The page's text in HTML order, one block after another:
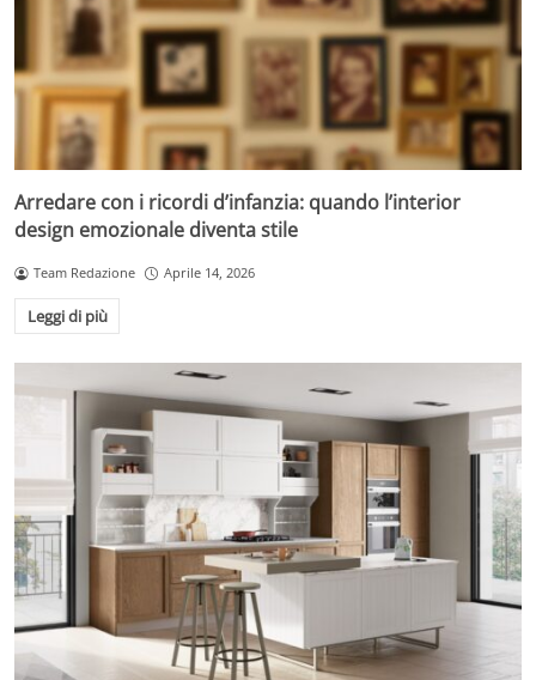
Arredare con i ricordi d’infanzia: quando l’interior
design emozionale diventa stile
Team Redazione Aprile 14, 2026
Leggi di più